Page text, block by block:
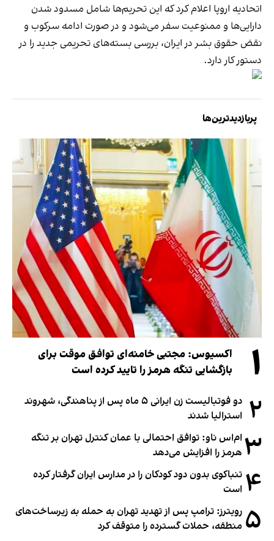
اتحادیه اروپا اعلام کرد که این تحریم‌ها شامل مسدود شدن
دارایی‌ها و ممنوعیت سفر می‌شود و در صورت ادامه سرکوب و
نقض حقوق بشر در ایران، بررسی بسته‌های تحریمی جدید را در
دستور کار دارد.
پربازدیدترین‌ها
۱
اکسیوس: مجتبی خامنه‌ای توافق موقت برای
بازگشایی تنگه هرمز را تایید کرده است
۲
دو فوتبالیست زن ایرانی ۵ ماه پس از پناهندگی، شهروند
استرالیا شدند
۳ ام‌اس ناو: توافق احتمالی با عمان کنترل تهران بر تنگه
هرمز را افزایش می‌دهد
۴ تنباکوی بدون دود کودکان را در مدارس ایران گرفتار کرده
است
۵ رویترز: ترامپ پس از تهدید تهران به حمله به زیرساخت‌های
منطقه، حملات گسترده را متوقف کرد